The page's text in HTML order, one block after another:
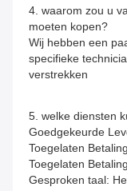
4. waarom zou u
moeten kopen?
Wij hebben een
specifieke
verstrekken
5. welke diensten
Goedgekeurde
Toegelaten
Toegelaten
Gesproken taal: